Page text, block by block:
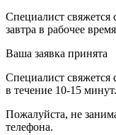
Специалист свяжется
завтра в рабочее
Ваша заявка принята
Специалист свяжется
в течение 10-15 минут.
Пожалуйста, не
телефона.